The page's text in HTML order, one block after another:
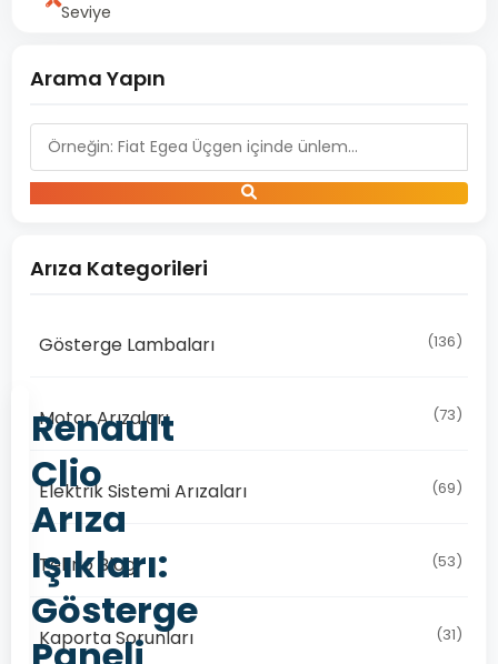
Seviye
Renault
Clio
Arıza
Işıkları:
Gösterge
Arama Yapın
Arıza Kategorileri
Gösterge Lambaları (136)
Motor Arızaları (73)
Elektrik Sistemi Arızaları (69)
Tekno Blog (53)
Kaporta Sorunları (31)